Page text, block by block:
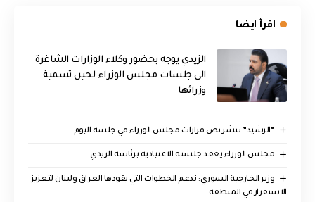
اقرأ ايضا
الزيدي يوجه بحضور وكلاء الوزارات الشاغرة
الى جلسات مجلس الوزراء لحين تسمية
وزرائها
“الرشيد” تنشر نص قرارات مجلس الوزراء في جلسة اليوم
مجلس الوزراء يعقد جلسته الاعتيادية برئاسة الزيدي
وزير الخارجية السوري: ندعم الخطوات التي يقودها العراق ولبنان لتعزيز
الاستقرار في المنطقة